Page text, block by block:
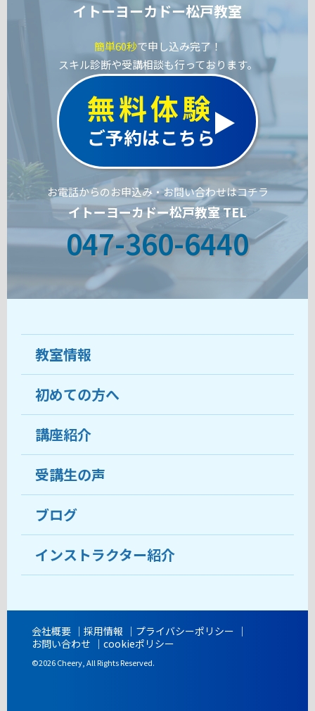
イトーヨーカドー松戸教室
簡単60秒で申し込み完了！
スキル診断や受講相談も行っております。
無料体験
ご予約はこちら
お電話からのお申込み・お問い合わせはコチラ
イトーヨーカドー松戸教室 TEL
047-360-6440
教室情報
教室について
受講生の声
おすすめ・人気の講座
目的から講座を探す
教室ブログ
開講時間
初めての方へ
ココがおすすめ
料金
受講までの流れ
よくあるご質問
講座紹介
受講生の声
ブログ
インストラクター紹介
会社概要 採用情報
プライバシーポリシー
お問い合わせ
cookieポリシー
©2026 Cheery, All Rights Reserved.